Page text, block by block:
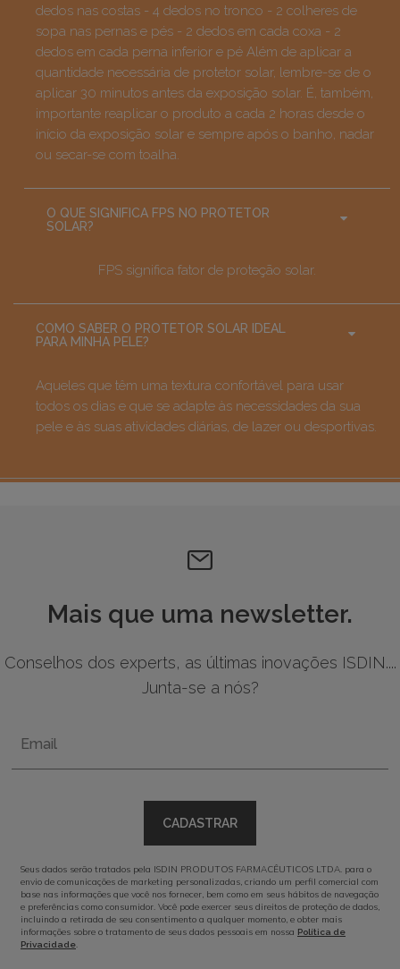
dedos nas costas - 4 dedos no tronco - 2 colheres de
sopa nas pernas e pés - 2 dedos em cada coxa - 2
dedos em cada perna inferior e pé Além de aplicar a
quantidade necessária de protetor solar, lembre-se de o
aplicar 30 minutos antes da exposição solar. É, também,
importante reaplicar o produto a cada 2 horas desde o
início da exposição solar e sempre após o banho, nadar
ou secar-se com toalha.
O QUE SIGNIFICA FPS NO PROTETOR
SOLAR?
FPS significa fator de proteção solar.
COMO SABER O PROTETOR SOLAR IDEAL
PARA MINHA PELE?
Aqueles que têm uma textura confortável para usar
todos os dias e que se adapte às necessidades da sua
pele e às suas atividades diárias, de lazer ou desportivas.
Mais que uma newsletter.
Conselhos dos experts, as últimas inovações ISDIN....
Junta-se a nós?
Email
CADASTRAR
Seus dados serão tratados pela ISDIN PRODUTOS FARMACÊUTICOS LTDA. para o
envio de comunicações de marketing personalizadas, criando um perfil comercial com
base nas informações que você nos fornecer, bem como em seus hábitos de navegação
e preferências como consumidor. Você pode exercer seus direitos de proteção de dados,
incluindo a retirada de seu consentimento a qualquer momento, e obter mais
informações sobre o tratamento de seus dados pessoais em nossa Política de
Privacidade.